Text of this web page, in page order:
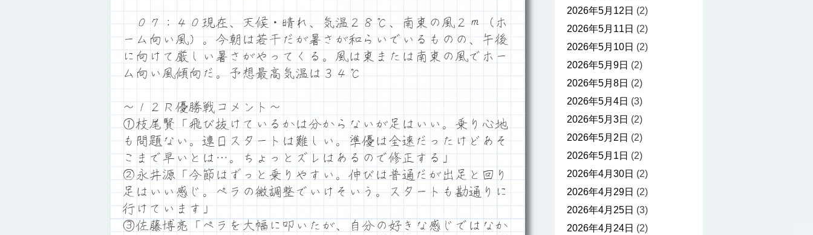
０７：４０現在、天候・晴れ、気温２８℃、南東の風２ｍ（ホ
ーム向い風）。今朝は若干だが暑さが和らいでいるものの、午後
に向けて厳しい暑さがやってくる。風は東または南東の風でホー
ム向い風傾向だ。予想最高気温は３４℃
～１２Ｒ優勝戦コメント～
①枝尾賢「飛び抜けているかは分からないが足はいい。乗り心地
も問題ない。連日スタートは難しい。準優は全速だったけどあそ
こまで早いとは…。ちょっとズレはあるので修正する」
②永井源「今節はずっと乗りやすい。伸びは普通だが出足と回り
足はいい感じ。ペラの微調整でいけそいう。スタートも勘通りに
行けています」
③佐藤博亮「ペラを大幅に叩いたが、自分の好きな感じではなか
2026年5月12日 (2)
2026年5月11日 (2)
2026年5月10日 (2)
2026年5月9日 (2)
2026年5月8日 (2)
2026年5月4日 (3)
2026年5月3日 (2)
2026年5月2日 (2)
2026年5月1日 (2)
2026年4月30日 (2)
2026年4月29日 (2)
2026年4月25日 (3)
2026年4月24日 (2)